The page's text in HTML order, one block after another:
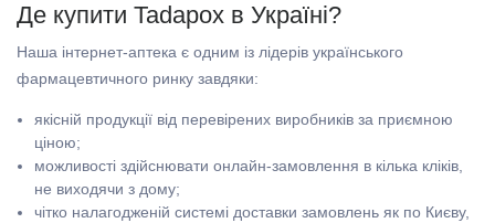
Де купити Tadapox в Україні?
Наша інтернет-аптека є одним із лідерів українського
фармацевтичного ринку завдяки:
якісній продукції від перевірених виробників за приємною
ціною;
можливості здійснювати онлайн-замовлення в кілька кліків,
не виходячи з дому;
чітко налагодженій системі доставки замовлень як по Києву,